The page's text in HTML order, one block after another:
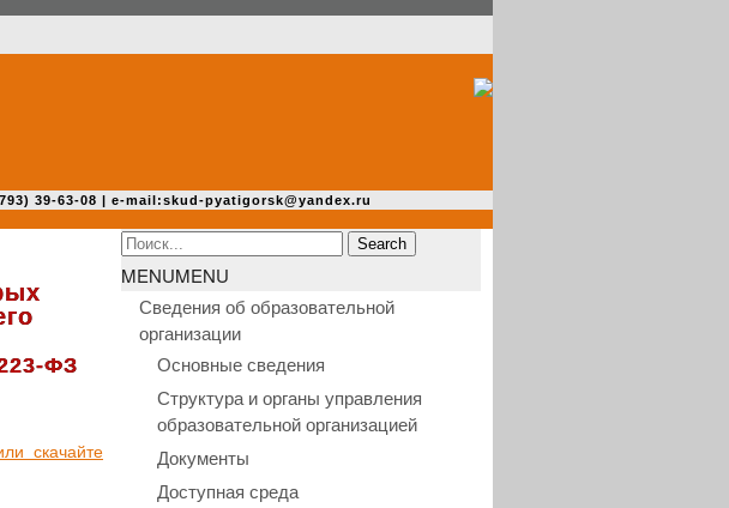
39-63-08 | e-mail:skud-pyatigorsk@yandex.ru
ФЗ
ска­чай­те
Search
for:
MENUMENU
Сведения об образовательной
организации
Основные сведения
Структура и органы управления
образовательной организацией
Документы
Доступная среда